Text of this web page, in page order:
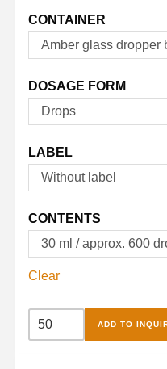
CONTAINER
Amber glass dropper
DOSAGE FORM
Drops
LABEL
Without label
CONTENTS
30 ml / approx. 600
Clear
Iodine
Drops
ADD TO